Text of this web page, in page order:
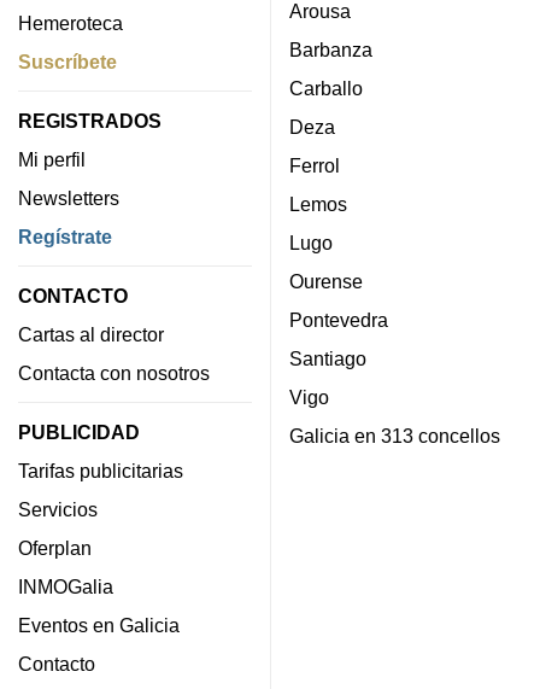
Hemeroteca
Suscríbete
REGISTRADOS
Mi perfil
Newsletters
Regístrate
CONTACTO
Cartas al director
Contacta con nosotros
PUBLICIDAD
Tarifas publicitarias
Servicios
Oferplan
INMOGalia
Eventos en Galicia
Contacto
Arousa
Barbanza
Carballo
Deza
Ferrol
Lemos
Lugo
Ourense
Pontevedra
Santiago
Vigo
Galicia en 313 concellos